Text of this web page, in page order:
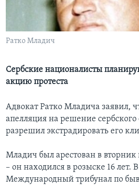
Learning English
СОЦИАЛЬНЫЕ СЕТИ
Языки
Ратко Младич
Сербские националисты
акцию протеста
Адвокат Ратко Младича заявил,
апелляция на решение
разрешил экстрадировать его
Младич был арестован в вторник
– он находился в розыске 16 лет. В
Международный трибунал по